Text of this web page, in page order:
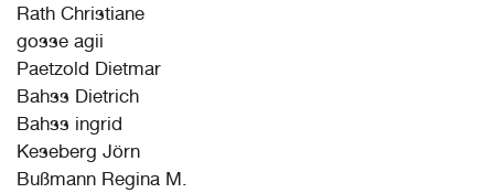
Rath Christiane
gosse agii
Paetzold Dietmar
Bahss Dietrich
Bahss ingrid
Keseberg Jörn
Bußmann Regina M.